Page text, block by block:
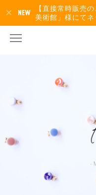
【直接常時販売
美術館」様にてネ